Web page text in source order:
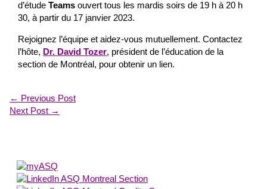
d’étudeTeams ouvert tous les mardis soirs de 19 h à 20 h
30, à partir du 17 janvier 2023.
Rejoignez l’équipe et aidez-vous mutuellement. Contactez
l’hôte, Dr. David Tozer, président de l’éducation de la
section de Montréal, pour obtenir un lien.
← Previous Post
Next Post →